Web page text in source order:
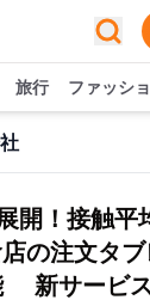
旅行 ファッシ
開！接触平
の注文タ
新サービ